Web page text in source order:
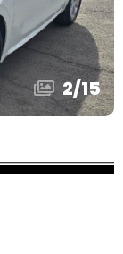
2/15